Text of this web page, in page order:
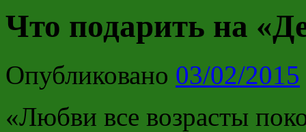
Что подарить на
Опубликовано 03/02/2015
«Любви все возрасты